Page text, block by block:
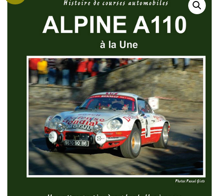
AUTO-STOP MAGAZINE CAMÉRAS EMBARQUÉE
COURSES DE CÔTES CRASHS
DRIVERS LÉGENDS EN RÉGION ETRANGER
FINALES MARQUES MONDIAL VINTAGE
PILOTES CAMÉRAS EMBARQUÉES